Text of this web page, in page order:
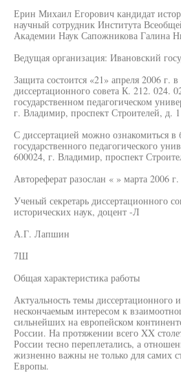
Ерин Михаил Егорович кандидат
научный сотрудник Института
Академии Наук Сапожникова Галина
Ведущая организация: Ивановский
Защита состоится «21» апреля 2006 г.
диссертационного совета К. 212. 024.
государственном педагогическом
г. Владимир, проспект Строителей, д.
С диссертацией можно ознакомиться в
государственного педагогического
600024, г. Владимир, проспект
Автореферат разослан « » марта 2006 г.
Ученый секретарь диссертационного
исторических наук, доцент -Л
А.Г. Лапшин
7Ш
Общая характеристика работы
Актуальность темы диссертационного
нескончаемым интересом к
сильнейших на европейском
России. На протяжении всего XX
России тесно переплетались, а
жизненно важны не только для самих
Европы.